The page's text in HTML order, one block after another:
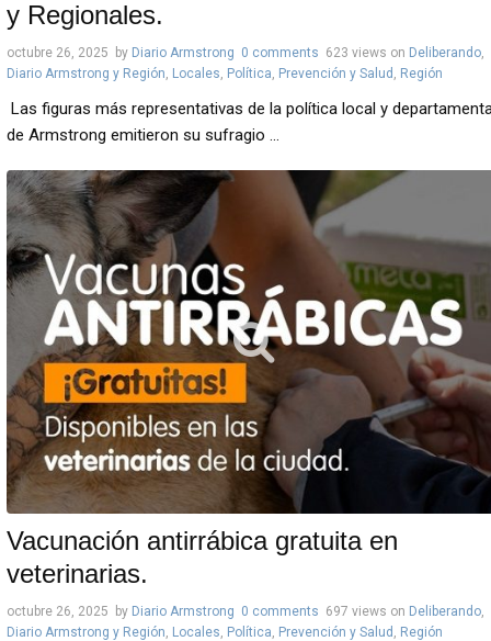
y Regionales.
octubre 26, 2025 by Diario Armstrong 0 comments 623 views on Deliberando,
Diario Armstrong y Región, Locales, Política, Prevención y Salud , Región
Las figuras más representativas de la política local y
de Armstrong emitieron su sufragio ...
Vacunación antirrábica gratuita en
veterinarias.
octubre 26, 2025 by Diario Armstrong 0 comments 697 views on Deliberando
Diario Armstrong y Región Locales Política Prevención y Salud Región